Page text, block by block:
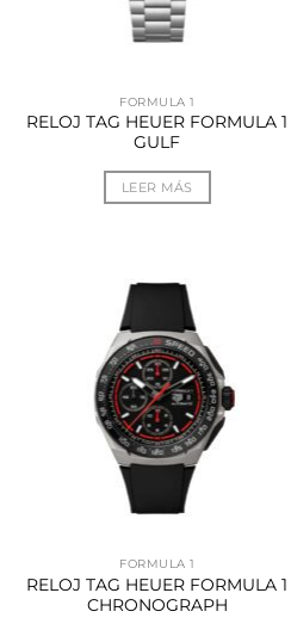
FORMULA 1
RELOJ TAG HEUER FORMULA 1
GULF
LEER MÁS
FORMULA 1
RELOJ TAG HEUER FORMULA 1
CHRONOGRAPH